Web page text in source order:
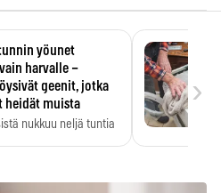
yöunet
harvalle –
geenit, jotka
heidät muista
nukkuu neljä tuntia
›